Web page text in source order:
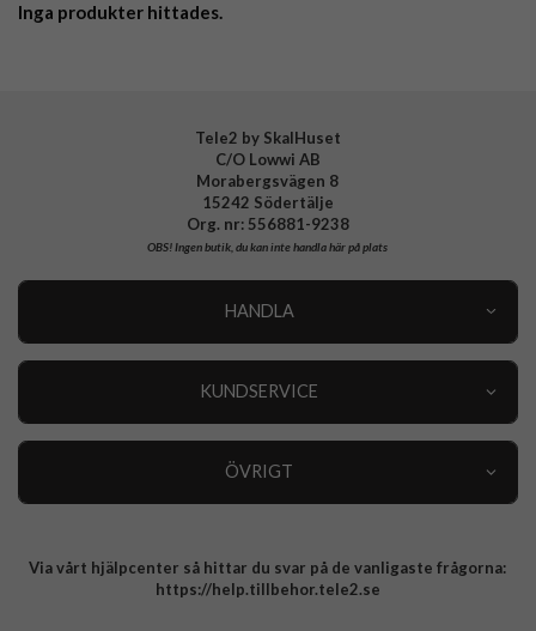
Inga produkter hittades.
Tele2 by SkalHuset
C/O Lowwi AB
Morabergsvägen 8
15242 Södertälje
Org. nr: 556881-9238
OBS!Ingen butik, du kan inte handla här på plats
HANDLA
KUNDSERVICE
ÖVRIGT
Integritetspolicy
Via vårt hjälpcenter så hittar du svar på de vanligaste frågorna:
https://help.tillbehor.tele2.se